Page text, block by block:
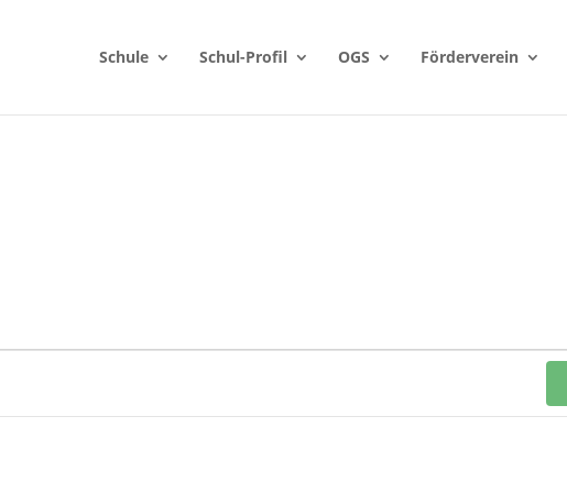
Schule Schul-Profil OGS Förderverein